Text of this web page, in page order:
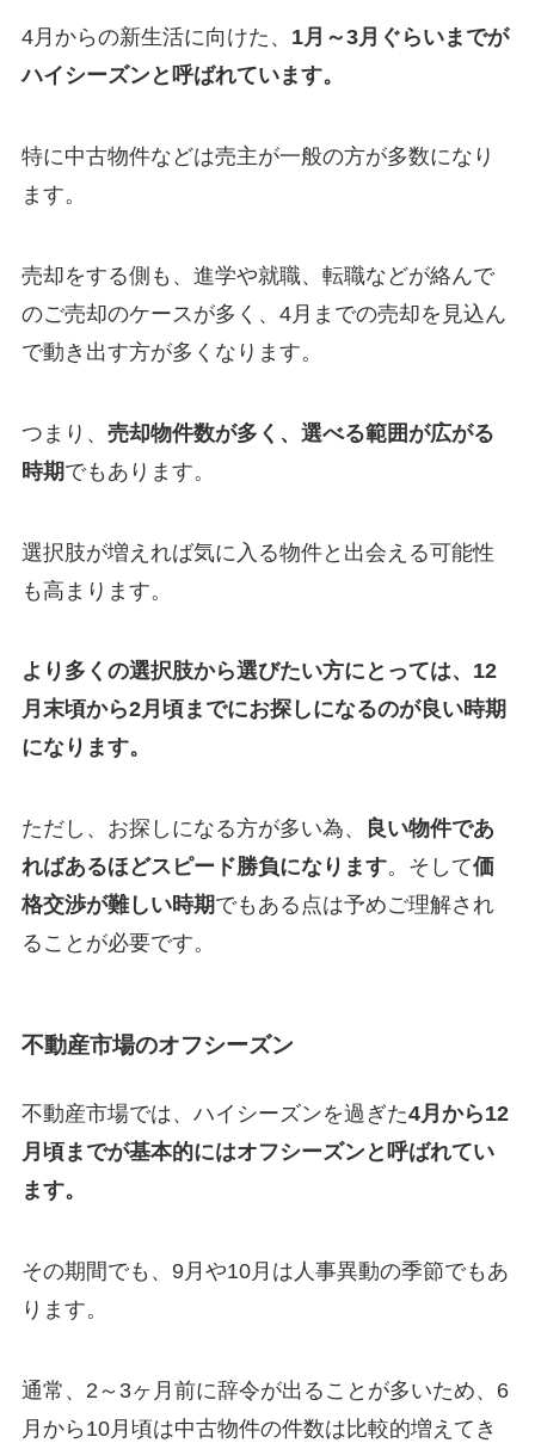
4月からの新生活に向けた、 1月～3月ぐらいまでが
ハイシーズンと呼ばれています。
特に中古物件などは売主が一般の方が多数になり
ます。
売却をする側も、進学や就職、転職などが絡んで
のご売却のケースが多く、4月までの売却を見込ん
で動き出す方が多くなります。
つまり、 売却物件数が多く、選べる範囲が広がる
時期でもあります。
選択肢が増えれば気に入る物件と出会える可能性
も高まります。
より多くの選択肢から選びたい方にとっては、12
月末頃から2月頃までにお探しになるのが良い時期
になります。
ただし、お探しになる方が多い為、
良い物件であ
ればあるほどスピード勝負になります。そして価
格交渉が難しい時期でもある点は予めご理解され
ることが必要です。
不動産市場のオフシーズン
不動産市場では、ハイシーズンを過ぎた4月から12
月頃までが基本的にはオフシーズンと呼ばれてい
ます。
その期間でも、9月や10月は人事異動の季節でもあ
ります。
通常、2～3ヶ月前に辞令が出ることが多いため、6
月から10月頃は中古物件の件数は比較的増えてき